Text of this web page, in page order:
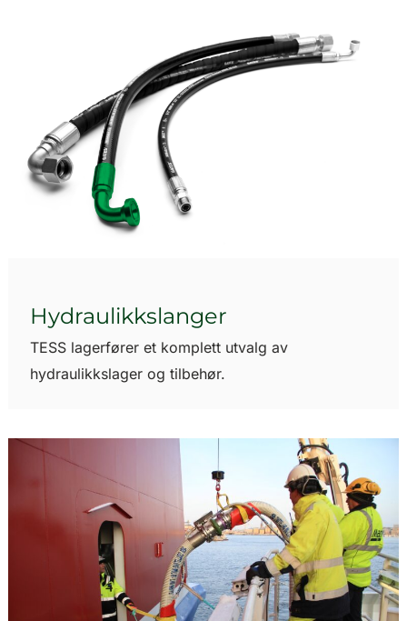
Hydraulikkslanger
TESS lagerfører et komplett utvalg av
hydraulikkslager og tilbehør.